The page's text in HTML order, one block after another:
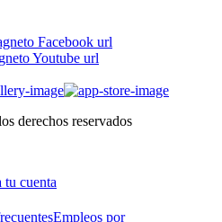
derechos reservados
tu cuenta
Empleos por